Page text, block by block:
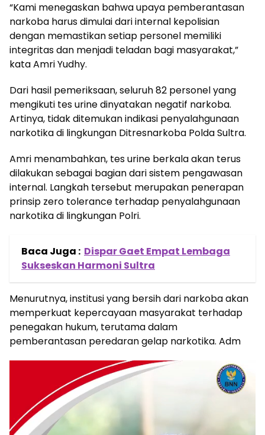
“Kami menegaskan bahwa upaya pemberantasan
narkoba harus dimulai dari internal kepolisian
dengan memastikan setiap personel memiliki
integritas dan menjadi teladan bagi masyarakat,”
kata Amri Yudhy.
Dari hasil pemeriksaan, seluruh 82 personel yang
mengikuti tes urine dinyatakan negatif narkoba.
Artinya, tidak ditemukan indikasi penyalahgunaan
narkotika di lingkungan Ditresnarkoba Polda Sultra.
Amri menambahkan, tes urine berkala akan terus
dilakukan sebagai bagian dari sistem pengawasan
internal. Langkah tersebut merupakan penerapan
prinsip zero tolerance terhadap penyalahgunaan
narkotika di lingkungan Polri.
Baca Juga : Dispar Gaet Empat Lembaga
Sukseskan Harmoni Sultra
Menurutnya, institusi yang bersih dari narkoba akan
memperkuat kepercayaan masyarakat terhadap
penegakan hukum, terutama dalam
pemberantasan peredaran gelap narkotika. Adm